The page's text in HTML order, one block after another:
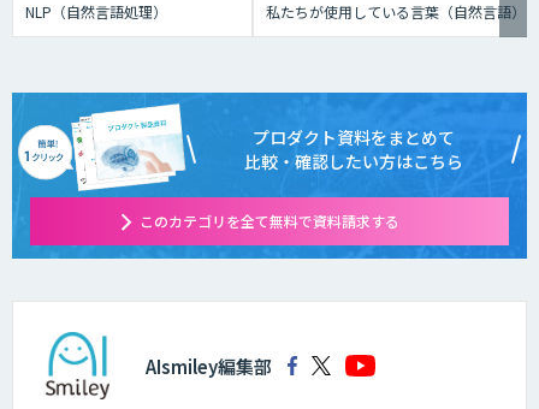
NLP（自然言語処理） 私たちが使用している言葉（自然言語）
プロダクト資料をまとめて
比較・確認したい方はこちら
このカテゴリを全て無料で資料請求する
AIsmiley編集部